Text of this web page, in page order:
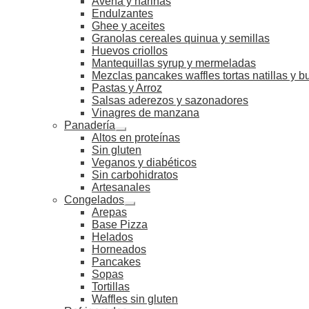
Endulzantes
Ghee y aceites
Granolas cereales quinua y semillas
Huevos criollos
Mantequillas syrup y mermeladas
Mezclas pancakes waffles tortas natillas y
Pastas y Arroz
Salsas aderezos y sazonadores
Vinagres de manzana
Panadería
Altos en proteínas
Sin gluten
Veganos y diabéticos
Sin carbohidratos
Artesanales
Congelados
Arepas
Base Pizza
Helados
Horneados
Pancakes
Sopas
Tortillas
Waffles sin gluten